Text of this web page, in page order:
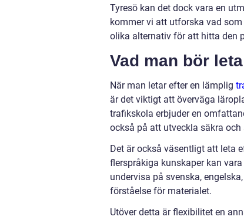
Tyresö kan det dock vara en
kommer vi att utforska vad
olika alternativ för att hitta den
Vad man bör
När man letar efter en lämplig
är det viktigt att överväga
trafikskola erbjuder en
också på att utveckla säkra
Det är också väsentligt att leta
flerspråkiga kunskaper kan
undervisa på svenska,
förståelse för materialet.
Utöver detta är flexibilitet en